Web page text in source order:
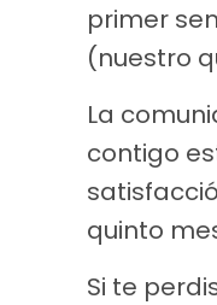
primer
(nuestro
La
contigo
quinto
Si te